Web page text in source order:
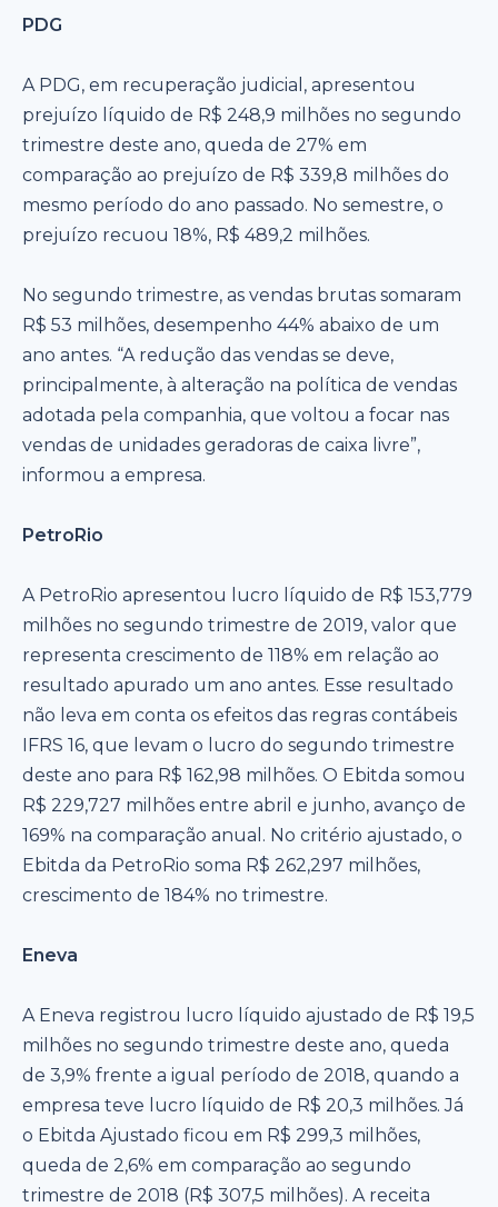
PDG
A PDG, em recuperação judicial, apresentou
prejuízo líquido de R$ 248,9 milhões no segundo
trimestre deste ano, queda de 27% em
comparação ao prejuízo de R$ 339,8 milhões do
mesmo período do ano passado. No semestre, o
prejuízo recuou 18%, R$ 489,2 milhões.
No segundo trimestre, as vendas brutas somaram
R$ 53 milhões, desempenho 44% abaixo de um
ano antes. “A redução das vendas se deve,
principalmente, à alteração na política de vendas
adotada pela companhia, que voltou a focar nas
vendas de unidades geradoras de caixa livre”,
informou a empresa.
PetroRio
A PetroRio apresentou lucro líquido de R$ 153,779
milhões no segundo trimestre de 2019, valor que
representa crescimento de 118% em relação ao
resultado apurado um ano antes. Esse resultado
não leva em conta os efeitos das regras contábeis
IFRS 16, que levam o lucro do segundo trimestre
deste ano para R$ 162,98 milhões. O Ebitda somou
R$ 229,727 milhões entre abril e junho, avanço de
169% na comparação anual. No critério ajustado, o
Ebitda da PetroRio soma R$ 262,297 milhões,
crescimento de 184% no trimestre.
Eneva
A Eneva registrou lucro líquido ajustado de R$ 19,5
milhões no segundo trimestre deste ano, queda
de 3,9% frente a igual período de 2018, quando a
empresa teve lucro líquido de R$ 20,3 milhões. Já
o Ebitda Ajustado ficou em R$ 299,3 milhões,
queda de 2,6% em comparação ao segundo
trimestre de 2018 (R$ 307,5 milhões). A receita